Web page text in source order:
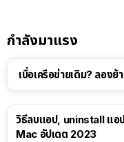
กำลังมาแรง
เบื่อเครือข่ายเดิม? ลอง
วิธีลบแอป, uninstall แอ
Mac อัปเดต 2023